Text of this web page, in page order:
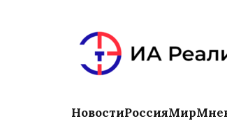
НовостиРоссияМир